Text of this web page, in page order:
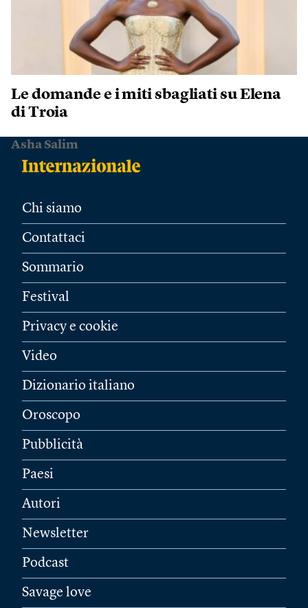
Le domande e i miti sbagliati su Elena
di Troia
Asha Salim
Chi siamo
Contattaci
Sommario
Festival
Privacy e cookie
Video
Dizionario italiano
Oroscopo
Pubblicità
Paesi
Autori
Newsletter
Podcast
Savage love